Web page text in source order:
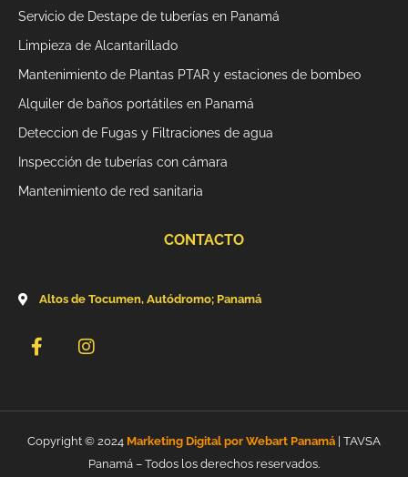
Servicio de Destape de tuberías en Panamá
Limpieza de Alcantarillado
Mantenimiento de Plantas PTAR y estaciones de bombeo
Alquiler de baños portátiles en Panamá
Deteccion de Fugas y Filtraciones de agua
Inspección de tuberías con cámara
Mantenimiento de red sanitaria
CONTACTO
Altos de Tocumen, Autódromo; Panamá
F
a
b
o
I
n
a
r
a
Copyright © 2024 Marketing Digital por Webart Panamá | TAVSA
Panamá – Todos los derechos reservados.